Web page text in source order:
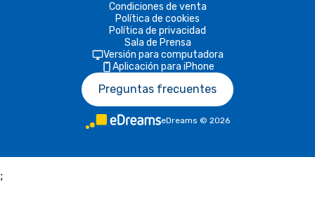
Condiciones de venta
Política de cookies
Política de privacidad
Sala de Prensa
Versión para computadora
Aplicación para iPhone
Preguntas frecuentes
eDreams © 2026
;